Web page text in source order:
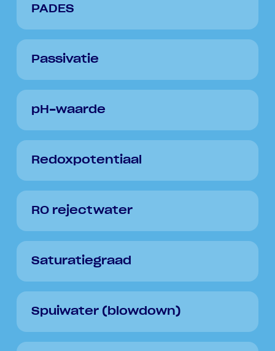
PADES
Passivatie
pH-waarde
Redoxpotentiaal
RO rejectwater
Saturatiegraad
Spuiwater (blowdown)